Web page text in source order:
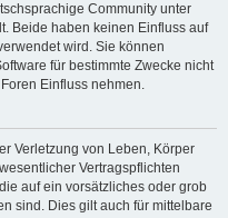
Community unter
Beide haben keinen Einfluss auf
wird. Sie können
für bestimmte Zwecke nicht
Einfluss nehmen.
Verletzung von Leben, Körper
Vertragspflichten
auf ein vorsätzliches oder grob
sind. Dies gilt auch für mittelbare